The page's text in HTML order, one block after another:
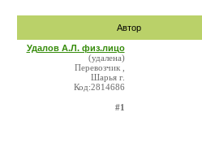
Автор
Удалов А.Л. физ.лицо
(удалена)
Перевозчик ,
Шарья г.
Код:2814686
#1